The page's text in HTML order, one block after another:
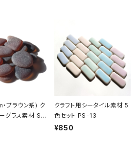
ブラウン系) ク
グラス素材 SS
クラフト用シータイル素材 5
色セット PS-13
¥850